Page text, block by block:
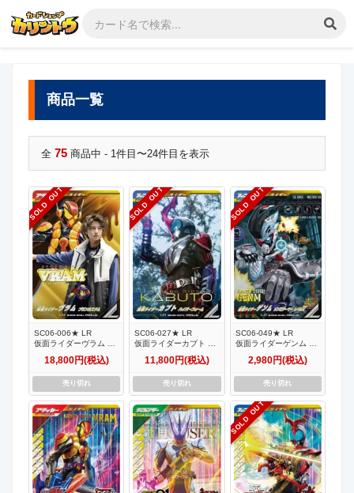
商品一覧
全 75 商品中 - 1件目〜24件目を表示
SOLD OUT
SC06-006★ LR
仮面ライダーヴラム プ
リンカスタム【パラレ
ル】18,800円(税込)
売り切れ
SOLD OUT
SC06-027★ LR
仮面ライダーカブト ハ
イパーフォーム【パラ
レル】
11,800円(税込)
売り切れ
SOLD OUT
SC06-049★ LR
仮面ライダーゲンム ゾ
ンビゲーマー レベル
X【パラレル】
2,980円(税込)
売り切れ
SOLD OUT